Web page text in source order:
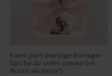
Faire part mariage baroque
l'arche de votre amour (et
fleurs séchées*)